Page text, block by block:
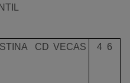
 CD VECAS
4  6